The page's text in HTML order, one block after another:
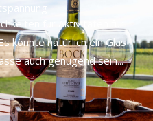
für Aktivitäten für
könnte natürlich ein Glas
auch genügend sein...